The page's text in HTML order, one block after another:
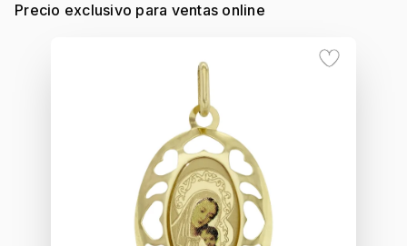
Precio exclusivo para ventas online